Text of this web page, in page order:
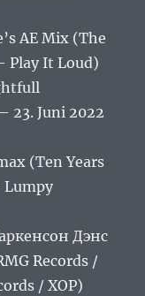
AE Mix (The
Play It Loud)
23. Juni 2022
(Ten Years
Lumpy
Дэнс
Records /
/ ХОР)